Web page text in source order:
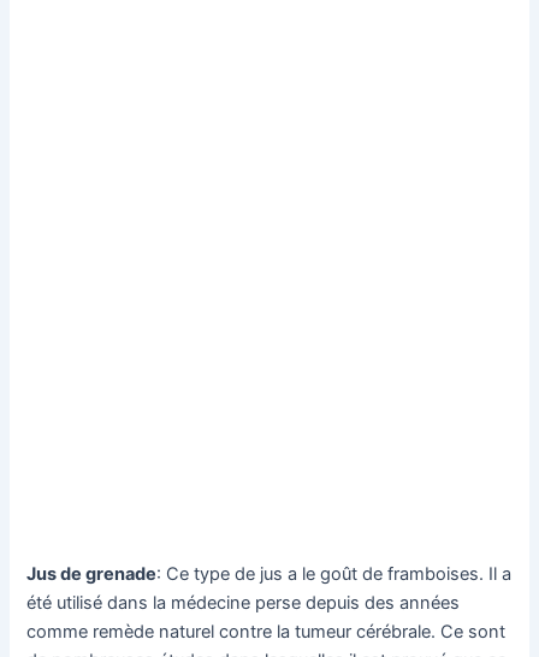
Jus de grenade: Ce type de jus a le goût de framboises. Il a
été utilisé dans la médecine perse depuis des années
comme remède naturel contre la tumeur cérébrale. Ce sont